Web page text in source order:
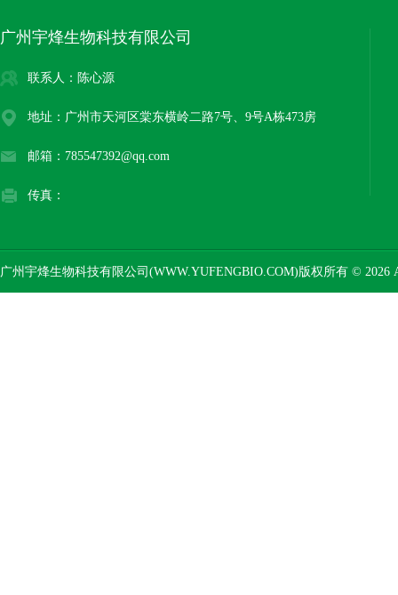
广州宇烽生物科技有限公司
联系人：陈心源
地址：广州市天河区棠东横岭二路7号、9号A栋473房
邮箱：785547392@qq.com
传真：
广州宇烽生物科技有限公司(WWW.YUFENGBIO.COM)版权所有 © 2026